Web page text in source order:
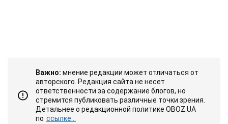
Важно: мнение редакции может отличаться от
авторского. Редакция сайта не несет
ответственности за содержание блогов, но
стремится публиковать различные точки зрения.
Детальнее о редакционной политике OBOZ.UA
по ссылке...